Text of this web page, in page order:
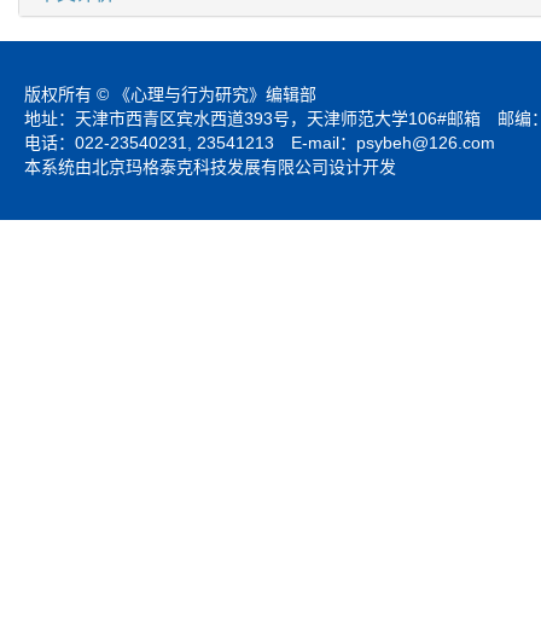
版权所有 © 《心理与行为研究》编辑部
地址：天津市西青区宾水西道393号，天津师范大学106#邮箱 邮编
电话：022-23540231, 23541213 E-mail： psybeh@126.com
本系统由北京玛格泰克科技发展有限公司设计开发